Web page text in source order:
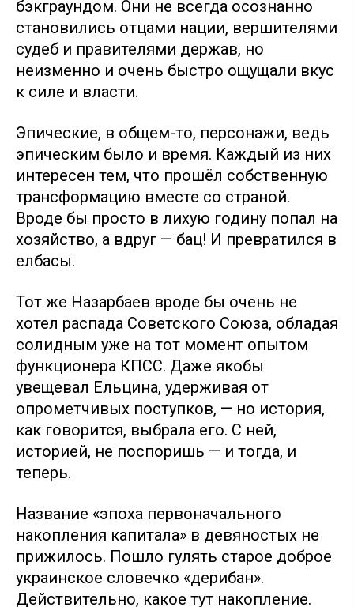
бэкграундом. Они не всегда осознанно
становились отцами нации, вершителями
судеб и правителями держав, но
неизменно и очень быстро ощущали вкус
к силе и власти.
Эпические, в общем-то, персонажи, ведь
эпическим было и время. Каждый из них
интересен тем, что прошёл собственную
трансформацию вместе со страной.
Вроде бы просто в лихую годину попал на
хозяйство, а вдруг — бац! И превратился в
елбасы.
Тот же Назарбаев вроде бы очень не
хотел распада Советского Союза, обладая
солидным уже на тот момент опытом
функционера КПСС. Даже якобы
увещевал Ельцина, удерживая от
опрометчивых поступков, — но история,
как говорится, выбрала его. С ней,
историей, не поспоришь — и тогда, и
теперь.
Название «эпоха первоначального
накопления капитала» в девяностых не
прижилось. Пошло гулять старое доброе
украинское словечко «дерибан».
Действительно, какое тут накопление.